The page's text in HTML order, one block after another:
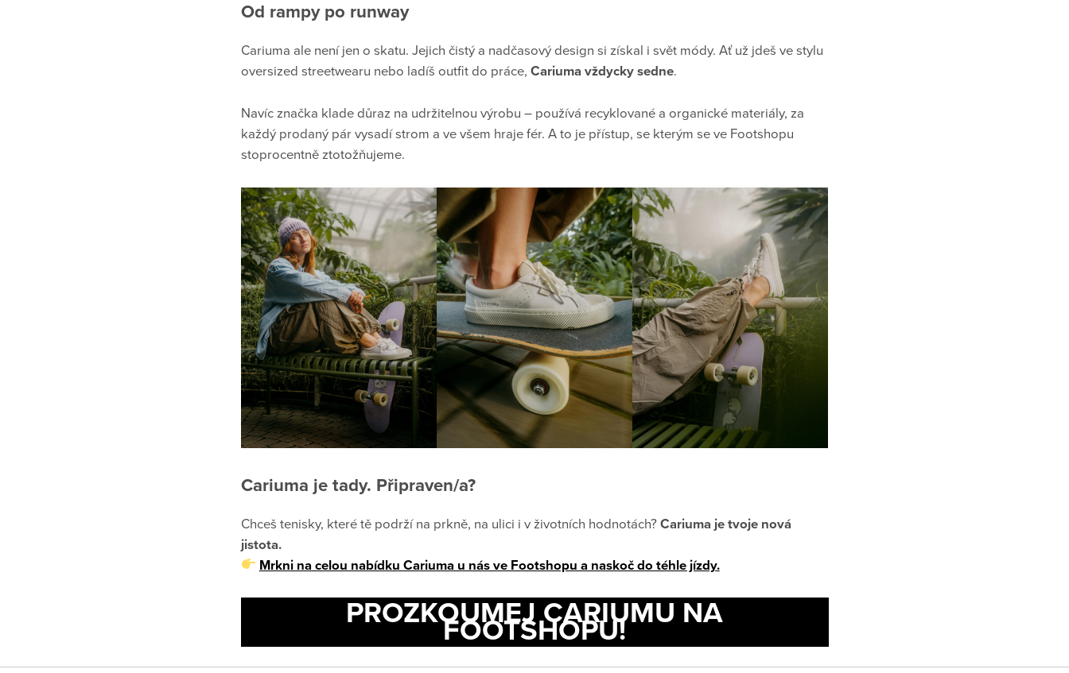
Od rampy po runway
Cariuma ale není jen o skatu. Jejich čistý a nadčasový design si získal i svět módy. Ať už jdeš ve stylu
oversized streetwearu nebo ladíš outfit do práce, Cariuma vždycky sedne.
Navíc značka klade důraz na udržitelnou výrobu – používá recyklované a organické materiály, za
každý prodaný pár vysadí strom a ve všem hraje fér. A to je přístup, se kterým se ve Footshopu
stoprocentně ztotožňujeme.
Cariuma je tady. Připraven/a?
Chceš tenisky, které tě podrží na prkně, na ulici i v životních hodnotách? Cariuma je tvoje nová
jistota.
Mrkni na celou nabídku Cariuma u nás ve Footshopu a naskoč do téhle jízdy.
PROZKOUMEJ CARIUMU NA
FOOTSHOPU!